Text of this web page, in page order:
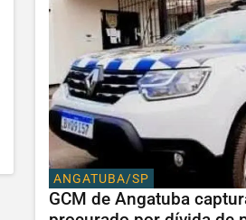
ANGATUBA/SP
GCM de Angatuba